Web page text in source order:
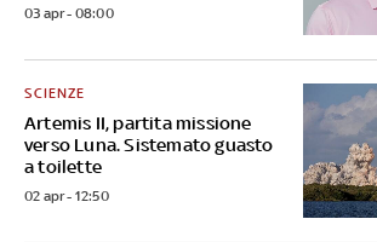
03 apr - 08:00
Artemis II, partita missione
verso Luna. Sistemato guasto
a toilette
SCIENZE
02 apr - 12:50